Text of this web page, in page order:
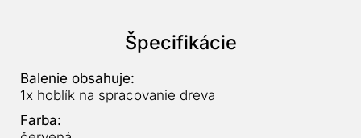
Špecifikácie
Balenie obsahuje:
1x hoblík na spracovanie dreva
Farba: